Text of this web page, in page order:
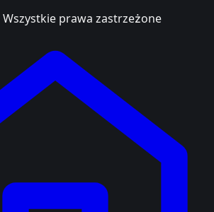
prawa zastrzeżone